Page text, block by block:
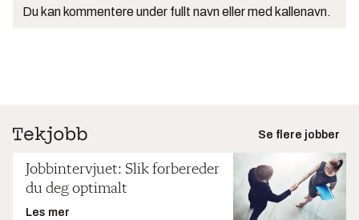
Du kan kommentere under fullt navn eller med kallenavn.
Se flere jobber
Jobbintervjuet: Slik forbereder
du deg optimalt
Les mer